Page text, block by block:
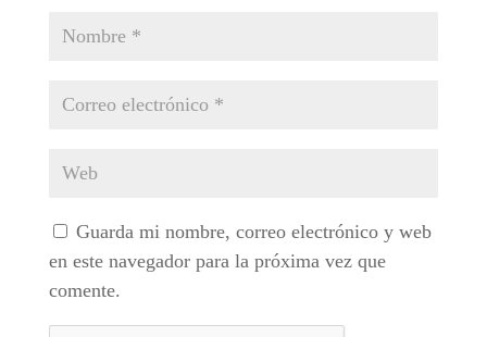
Guarda mi nombre, correo electrónico y web
en este navegador para la próxima vez que
comente.